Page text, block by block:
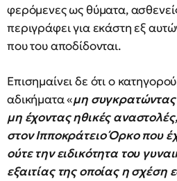
φερόμενες ως θύματα,
περιγράφει για εκάστη εξ
που του αποδίδονται.
Επισημαίνει δε ότι ο
αδικήματα «μη συγκρατώντας
μη έχοντας ηθικές
στον Ιπποκράτειο Όρκο που
ούτε την ειδικότητα του
εξαιτίας της οποίας η σχέση